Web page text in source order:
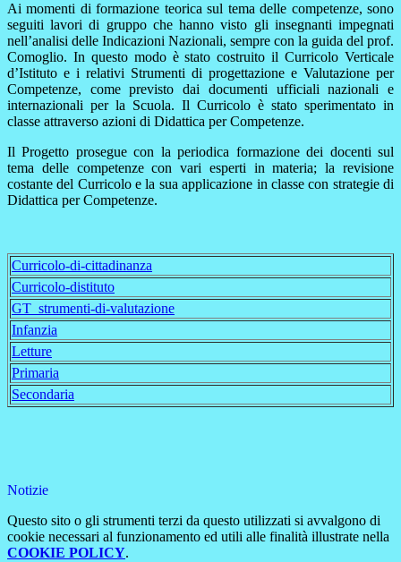
Ai momenti di formazione teorica sul tema delle competenze, sono
seguiti lavori di gruppo che hanno visto gli insegnanti impegnati
nell’analisi delle Indicazioni Nazionali, sempre con la guida del prof.
Comoglio. In questo modo è stato costruito il Curricolo Verticale
d’Istituto e i relativi Strumenti di progettazione e Valutazione per
Competenze, come previsto dai documenti ufficiali nazionali e
internazionali per la Scuola. Il Curricolo è stato sperimentato in
classe attraverso azioni di Didattica per Competenze.
Il Progetto prosegue con la periodica formazione dei docenti sul
tema delle competenze con vari esperti in materia; la revisione
costante del Curricolo e la sua applicazione in classe con strategie di
Didattica per Competenze.
Curricolo-di-cittadinanza
Curricolo-distituto
GT_strumenti-di-valutazione
Infanzia
Letture
Primaria
Secondaria
Notizie
Questo sito o gli strumenti terzi da questo utilizzati si avvalgono di
cookie necessari al funzionamento ed utili alle finalità illustrate nella
COOKIE POLICY.